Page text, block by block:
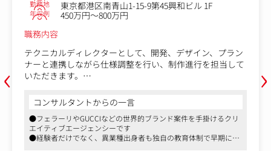
‹
勤務地 東京都港区南青山1-15-9第45興和ビル 1F
年収例
450万円～800万円
職務内容
テクニカルディレクターとして、開発、デザイン、プラン
ナーと連携しながら仕様調整を行い、制作進行を担当して
いただきます。
進める中で、要件定義から開発計画、実装方法の検討、進
行管理まで幅広く携わり、プロジェクトの成功を導く重要
な役割を担います。プロモーションの性質上、最新技術を
キャッチアップしつつ、新たな顧客体験価値を創造するや
りがいを感じられるポジションです。
コンサルタントからの一言
●フェラーリやGUCCIなどの世界的ブランド案件を手掛けるクリ
エイティブエージェンシーです
●経験者だけでなく、異業種出身者も独自の教育体制で早期に活
›